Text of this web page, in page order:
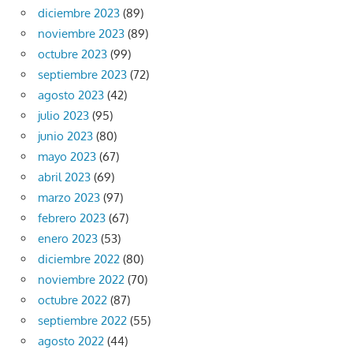
diciembre 2023 (89)
noviembre 2023 (89)
octubre 2023 (99)
septiembre 2023 (72)
agosto 2023 (42)
julio 2023 (95)
junio 2023 (80)
mayo 2023 (67)
abril 2023 (69)
marzo 2023 (97)
febrero 2023 (67)
enero 2023 (53)
diciembre 2022 (80)
noviembre 2022 (70)
octubre 2022 (87)
septiembre 2022 (55)
agosto 2022 (44)